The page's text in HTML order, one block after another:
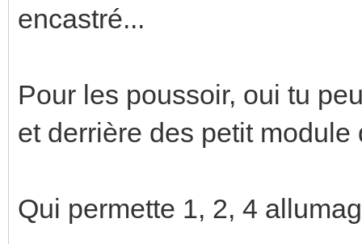
encastré...
Pour les poussoir, oui tu
et derrière des petit module
Qui permette 1, 2, 4